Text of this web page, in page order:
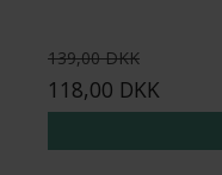
139,00 DKK
118,00 DKK